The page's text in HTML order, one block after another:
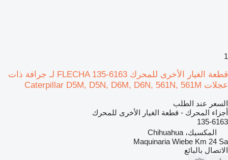
1
قطعة الغيار الأخرى للمحرك FLECHA 135-6163 لـ جرافة ذات
عجلات Caterpillar D5M, D5N, D6M, D6N, 561N, 561M
السعر عند الطلب
أجزاء المحرك - قطعة الغيار الأخرى للمحرك
135-6163
المكسيك، Chihuahua
Maquinaria Wiebe Km 24 Sa
الاتصال بالبائع